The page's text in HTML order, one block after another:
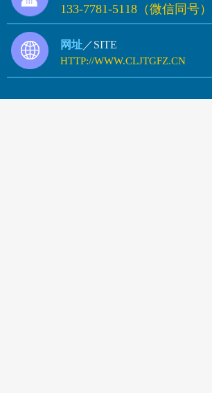
133-7781-5118（微信同号）
网址 ／SITE
HTTP://WWW.CLJTGFZ.CN